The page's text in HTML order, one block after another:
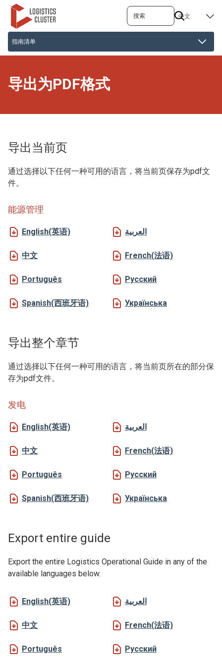
要
搜索
SELECT
YOUR
导出为PDF格式
导出当前页
通过选择以下任何一种可用的语言，将当前页保存为pdf文
件。
能源管理
English(英语) العربية
中文 French(法语)
Português Русский
Spanish(西班牙语) Українська
导出整个章节
通过选择以下任何一种可用的语言，将当前页所在的部分保
存为pdf文件。
发电
English(英语) العربية
中文 French(法语)
Português Русский
Spanish(西班牙语) Українська
Export entire guide
Export the entire Logistics Operational Guide in any of the
available languages below.
English(英语) العربية
中文 French(法语)
Português Русский